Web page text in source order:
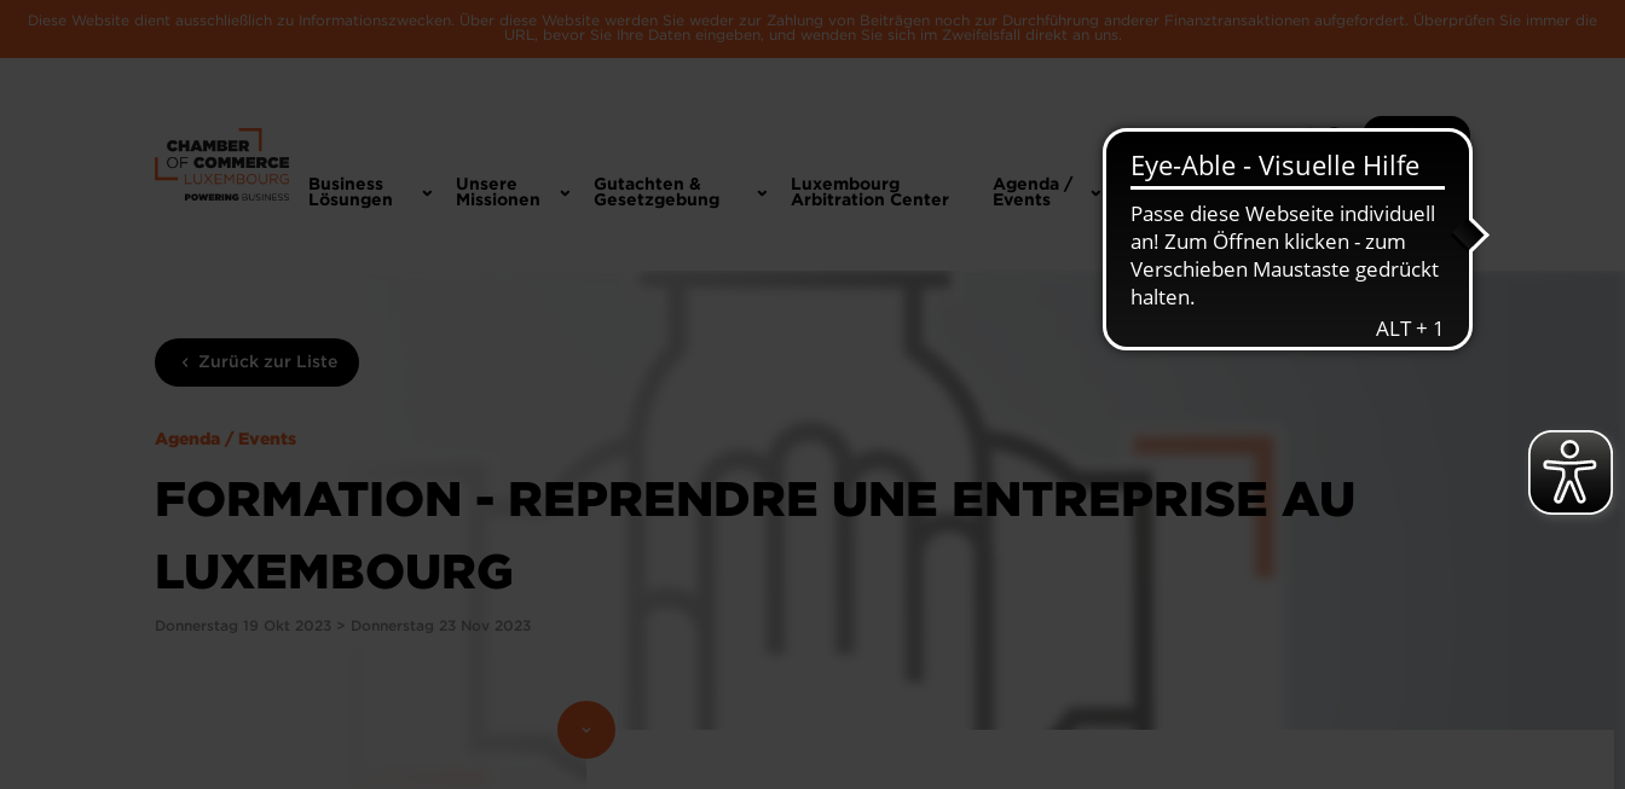
Diese Website dient ausschließlich zu Informationszwecken. Über diese Website werden Sie weder zur Zahlung von Beiträgen noch zur Durchführung anderer Finanztransaktionen aufgefordert. Überprüfen Sie immer die
URL, bevor Sie Ihre Daten eingeben, und wenden Sie sich im Zweifelsfall direkt an uns.
Suche Mehr
Business
Lösungen
Unsere
Missionen
Gutachten &
Gesetzgebung
Luxembourg
Arbitration Center
Agenda /
Events
News &
Die Luxemburger
Zurück zur Liste
Agenda / Events
FORMATION - REPRENDRE UNE ENTREPRISE AU
LUXEMBOURG
Donnerstag 19 Okt 2023 > Donnerstag 23 Nov 2023